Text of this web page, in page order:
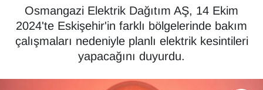
Osmangazi Elektrik Dağıtım AŞ, 14 Ekim
2024'te Eskişehir'in farklı bölgelerinde bakım
çalışmaları nedeniyle planlı elektrik kesintileri
yapacağını duyurdu.